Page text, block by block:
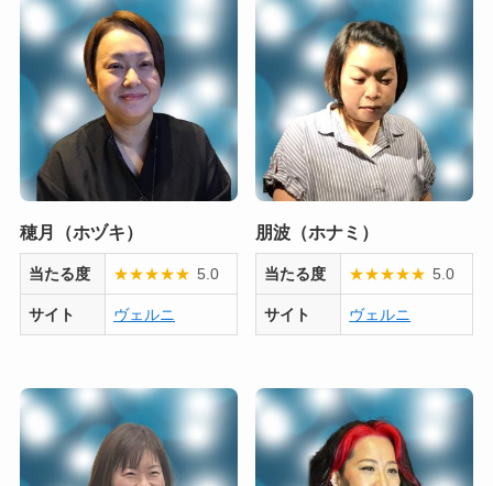
穂月（ホヅキ）
当たる度 ★★★★★ 5.0
サイト ヴェルニ
朋波（ホナミ）
当たる度 ★★★★★ 5.0
サイト ヴェルニ